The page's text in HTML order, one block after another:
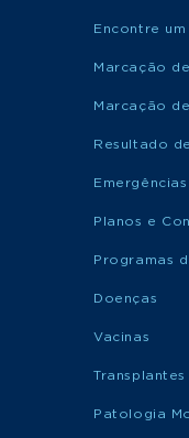
Encontre
Marcação
Marcação
Resultado
Emergências
Planos e
Programas
Doenças
Vacinas
Transplantes
Patologia